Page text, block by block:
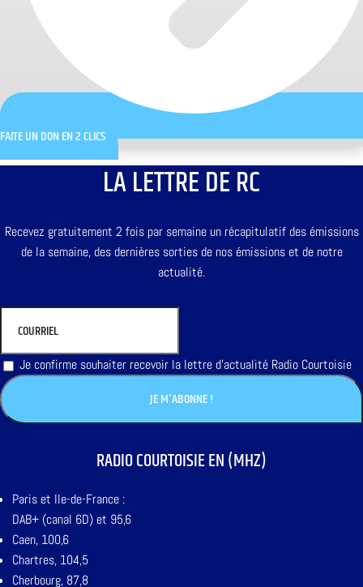
FAITE UN DON EN 2 CLICS
LA LETTRE DE RC
Recevez gratuitement 2 fois par semaine un récapitulatif des émissions
de la semaine, des dernières sorties de nos émissions et de notre
actualité.
Je confirme souhaiter recevoir la lettre d'actualité Radio Courtoisie
RADIO COURTOISIE EN (MHZ)
Paris et Ile-de-France :
DAB+ (canal 6D) et 95,6
Caen, 100,6
Chartres, 104,5
Cherbourg, 87,8